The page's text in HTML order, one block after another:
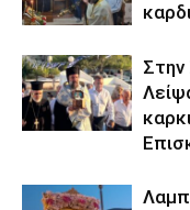
Στην